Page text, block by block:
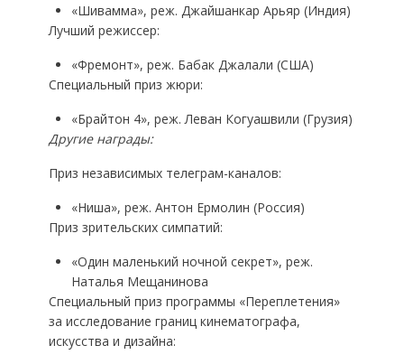
«Шивамма», реж. Джайшанкар Арьяр (Индия)
Лучший режиссер:
«Фремонт», реж. Бабак Джалали (США)
Специальный приз жюри:
«Брайтон 4», реж. Леван Когуашвили (Грузия)
Другие награды:
Приз независимых телеграм-каналов:
«Ниша», реж. Антон Ермолин (Россия)
Приз зрительских симпатий:
«Один маленький ночной секрет», реж.
Наталья Мещанинова
Специальный приз программы «Переплетения»
за исследование границ кинематографа,
искусства и дизайна: